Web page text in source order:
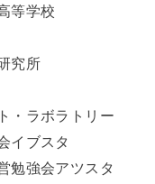
等学校
究所
・ラボラトリー
イブスタ
勉強会アツスタ